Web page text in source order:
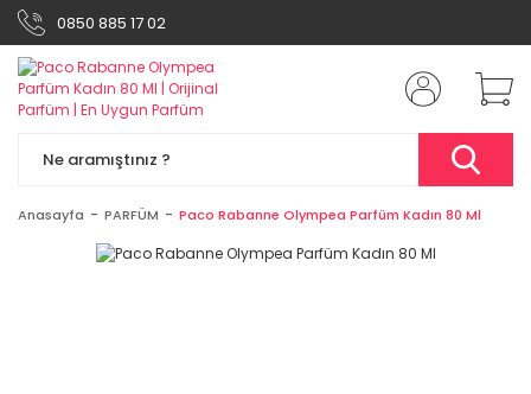
0850 885 17 02
Anasayfa PARFÜM Paco Rabanne Olympea Parfüm Kadın 80 Ml